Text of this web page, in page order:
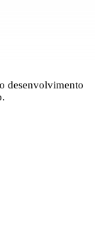
desenvolvimento